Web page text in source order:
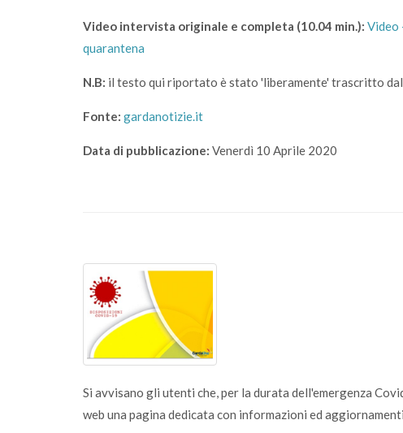
Video intervista originale e completa (10.04 min.): Video
quarantena
N.B: il testo qui riportato è stato 'liberamente' trascritto
Fonte: gardanotizie.it
Data di pubblicazione: Venerdì 10 Aprile 2020
Si avvisano gli utenti che, per la durata dell'emergenza
web una pagina dedicata con informazioni ed